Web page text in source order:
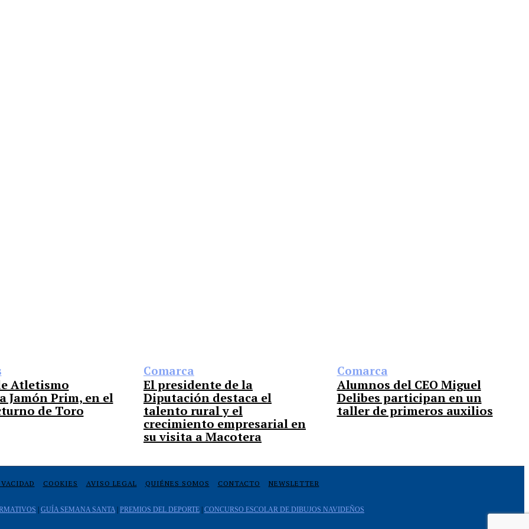
Atletismo
Jamón Prim, en el
de Toro
Comarca
El presidente de la
Diputación destaca el
talento rural y el
crecimiento empresarial en
su visita a Macotera
Comarca
Alumnos del CEO Miguel
Delibes participan en un
taller de primeros auxilios
COOKIES AVISO LEGAL QUIÉNES SOMOS CONTACTO NEWSLETTER
| GUÍA SEMANA SANTA | PREMIOS DEL DEPORTE | CONCURSO ESCOLAR DE DIBUJOS NAVIDEÑOS